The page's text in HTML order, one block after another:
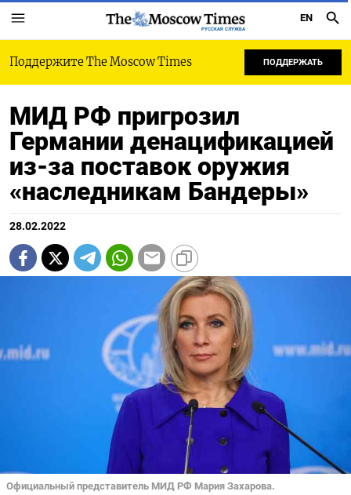
РУССКАЯ СЛУЖБА
EN
Поддержите The Moscow Times ПОДДЕРЖАТЬ
МИД РФ пригрозил
Германии денацификацией
из-за поставок оружия
«наследникам Бандеры»
28.02.2022
Официальный представитель МИД РФ Мария Захарова.